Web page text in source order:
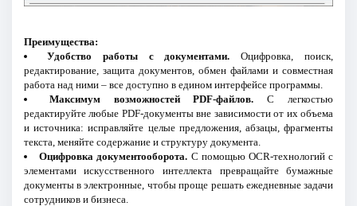
Преимущества:
Удобство работы с документами. Оцифровка, поиск,
редактирование, защита документов, обмен файлами и совместная
работа над ними – все доступно в едином интерфейсе программы.
Максимум возможностей PDF-файлов. С легкостью
редактируйте любые PDF-документы вне зависимости от их объема
и источника: исправляйте целые предложения, абзацы, фрагменты
текста, меняйте содержание и структуру документа.
Оцифровка документооборота. С помощью OCR-технологий с
элементами искусственного интеллекта превращайте бумажные
документы в электронные, чтобы проще решать ежедневные задачи
сотрудников и бизнеса.